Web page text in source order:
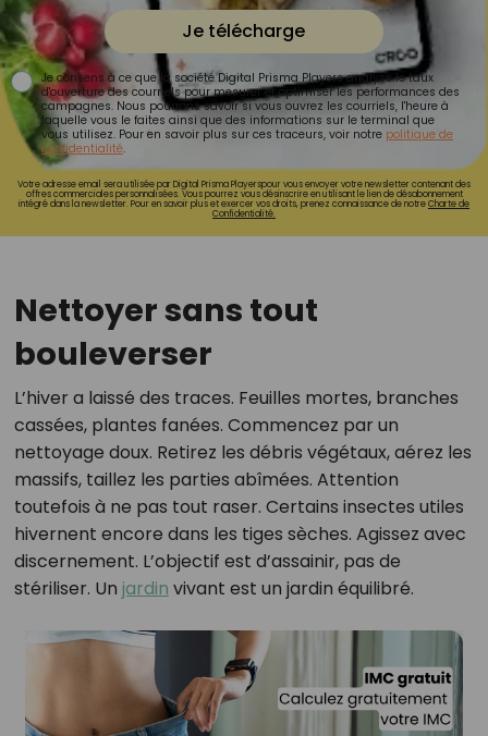
Je télécharge
Je consens à ce que la société Digital Prisma Players analyse le taux
d'ouverture des courriels pour mesurer et optimiser les performances des
campagnes. Nous pourrons savoir si vous ouvrez les courriels, l'heure à
laquelle vous le faites ainsi que des informations sur le terminal que
vous utilisez. Pour en savoir plus sur ces traceurs, voir notre politique de
confidentialité.
Votre adresse email sera utilisée par Digital Prisma Playerspour vous envoyer votre newsletter contenant des
offres commerciales personnalisées. Vous pourrez vous désinscrire en utilisant le lien de désabonnement
intégré dans la newsletter. Pour en savoir plus et exercer vos droits, prenez connaissance de notreCharte de
Confidentialité.
Nettoyer sans tout
bouleverser
L’hiver a laissé des traces. Feuilles mortes, branches
cassées, plantes fanées. Commencez par un
nettoyage doux. Retirez les débris végétaux, aérez les
massifs, taillez les parties abîmées. Attention
toutefois à ne pas tout raser. Certains insectes utiles
hivernent encore dans les tiges sèches. Agissez avec
discernement. L’objectif est d’assainir, pas de
stériliser. Un jardin vivant est un jardin équilibré.